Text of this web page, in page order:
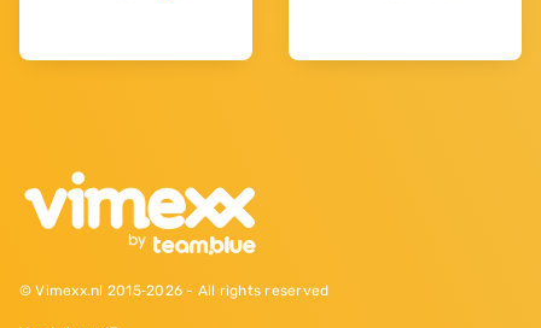
© Vimexx.nl 2015‐2026 - All rights reserved